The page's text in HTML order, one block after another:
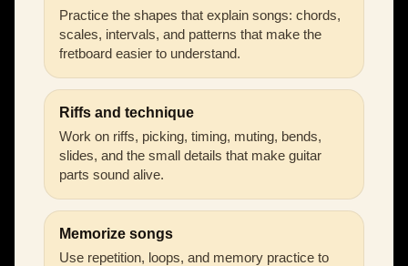
Practice the shapes that explain songs: chords,
scales, intervals, and patterns that make the
fretboard easier to understand.
Riffs and technique
Work on riffs, picking, timing, muting, bends,
slides, and the small details that make guitar
parts sound alive.
Memorize songs
Use repetition, loops, and memory practice to